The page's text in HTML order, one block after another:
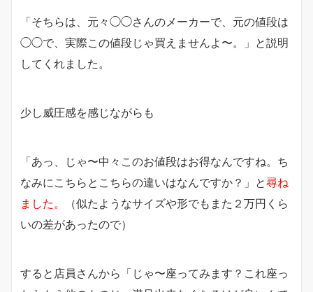
「そちらは、元々◯◯さんのメーカーで、元の値段は
◯◯で、実際この値段じゃ買えませんよ〜。」と説明
してくれました。
少し威圧感を感じながらも
「あっ、じゃ〜中々このお値段はお得なんですね。 ち
なみにこちらとこちらの違いはなんですか？」と尋ね
ました。
（似たようなサイズや形でもまた２万円くら
いの差があったので）
すると店員さんから「じゃ〜座ってみます？これ座っ